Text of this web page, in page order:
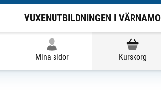
VUXENUTBILDNINGEN I VÄRNAMO
Mina sidor Kurskorg